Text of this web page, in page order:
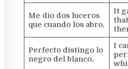
Me dio dos luceros
que cuando los abro,
It
Perfecto distingo lo
negro del blanco,
I